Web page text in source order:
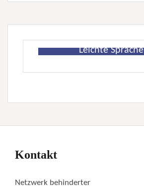
Leichte Sprache
Kontakt
Netzwerk behinderter